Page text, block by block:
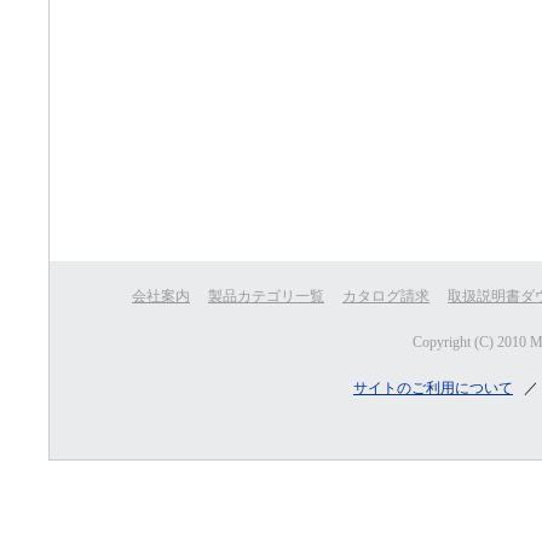
会社案内 製品カテゴリ一覧 カタログ請求 取扱説明書ダ
Copyright (C) 2010
サイトのご利用について